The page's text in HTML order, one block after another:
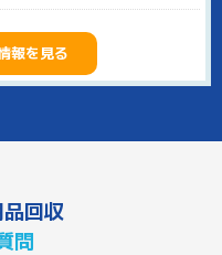
報を見る
回収
問